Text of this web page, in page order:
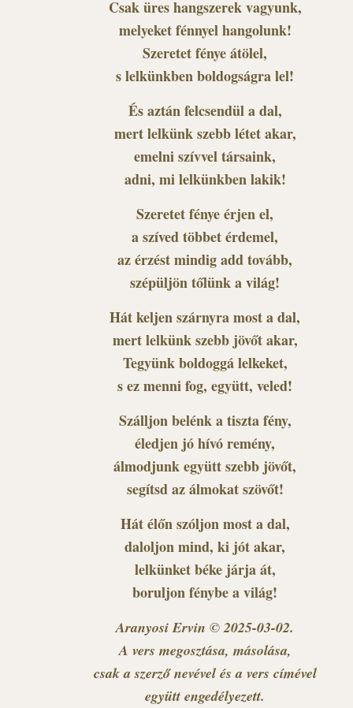
Csak üres hangszerek vagyunk,
melyeket fénnyel hangolunk!
Szeretet fénye átölel,
s lelkünkben boldogságra lel!
És aztán felcsendül a dal,
mert lelkünk szebb létet akar,
emelni szívvel társaink,
adni, mi lelkünkben lakik!
Szeretet fénye érjen el,
a szíved többet érdemel,
az érzést mindig add tovább,
szépüljön tőlünk a világ!
Hát keljen szárnyra most a dal,
mert lelkünk szebb jövőt akar,
Tegyünk boldoggá lelkeket,
s ez menni fog, együtt, veled!
Szálljon belénk a tiszta fény,
éledjen jó hívó remény,
álmodjunk együtt szebb jövőt,
segítsd az álmokat szövőt!
Hát élőn szóljon most a dal,
daloljon mind, ki jót akar,
lelkünket béke járja át,
boruljon fénybe a világ!
Aranyosi Ervin © 2025-03-02.
A vers megosztása, másolása,
csak a szerző nevével és a vers címével
együtt engedélyezett.